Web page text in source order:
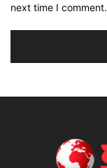
next time I comment.